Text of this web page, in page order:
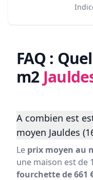
FAQ :
m2
A combien est
moyen Jauldes
Le prix moyen au
une maison est de
fourchette de 661